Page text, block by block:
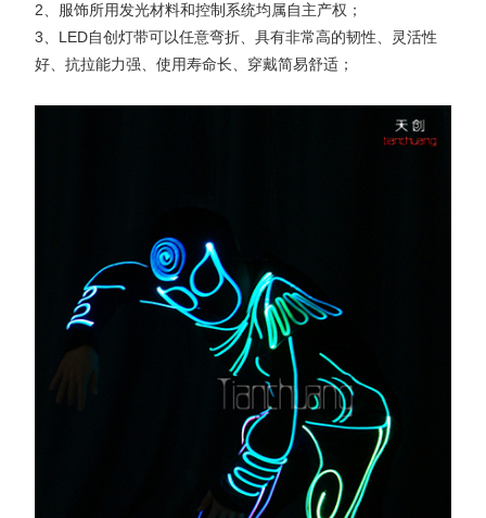
2、服饰所用发光材料和控制系统均属自主产权；
3、LED自创灯带可以任意弯折、具有非常高的韧性、灵活性
好、抗拉能力强、使用寿命长、穿戴简易舒适；